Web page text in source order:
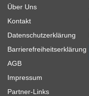
Über Uns
Kontakt
Datenschutzerklärung
Barrierefreiheitserklärung
AGB
Impressum
Partner-Links